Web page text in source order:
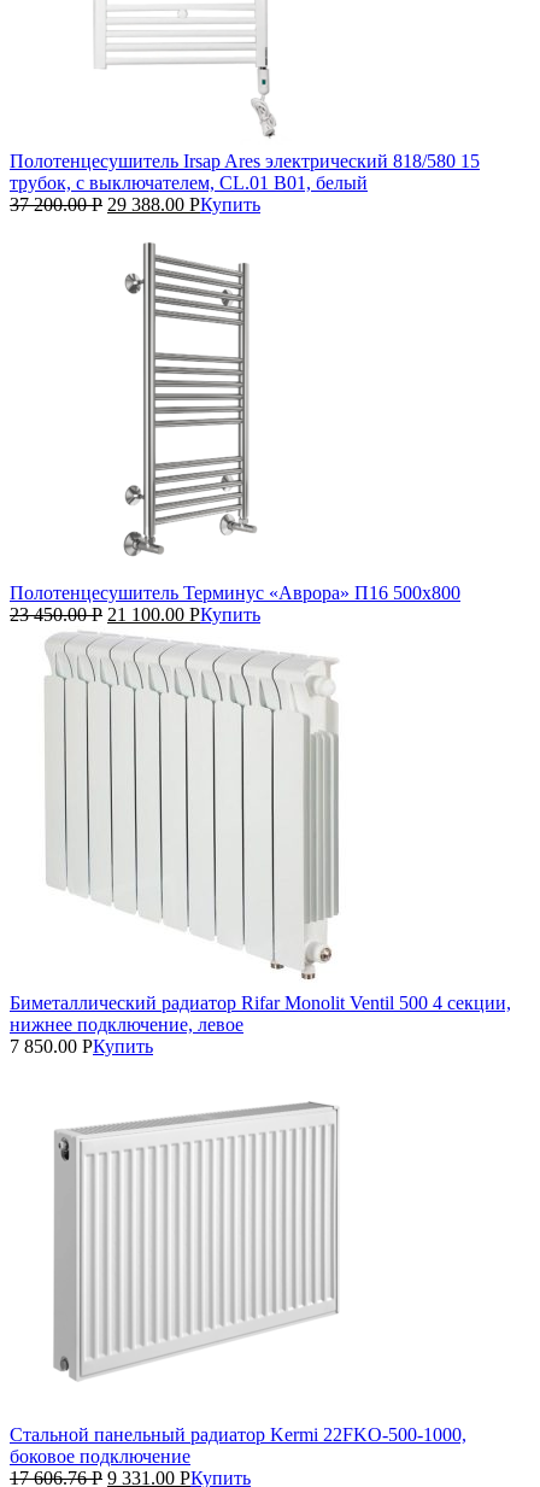
Полотенцесушитель Irsap Ares электрический 818/580 15
трубок, с выключателем, CL.01 B01, белый
37 200.00Р 29 388.00 РКупить
Полотенцесушитель Терминус «Аврора» П16 500х800
23 450.00Р 21 100.00 РКупить
Биметаллический радиатор Rifar Monolit Ventil 500 4 секции,
нижнее подключение, левое
7 850.00 РКупить
Стальной панельный радиатор Kermi 22FKO‑500‑1000,
боковое подключение
17 606.76Р 9 331.00 РКупить